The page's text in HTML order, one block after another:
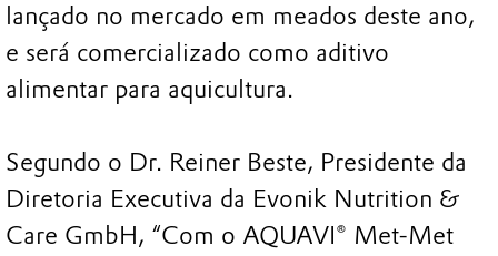
lançado no mercado em meados deste ano,
e será comercializado como aditivo
alimentar para aquicultura.
Segundo o Dr. Reiner Beste, Presidente da
Diretoria Executiva da Evonik Nutrition &
Care GmbH, “Com o AQUAVI® Met-Met